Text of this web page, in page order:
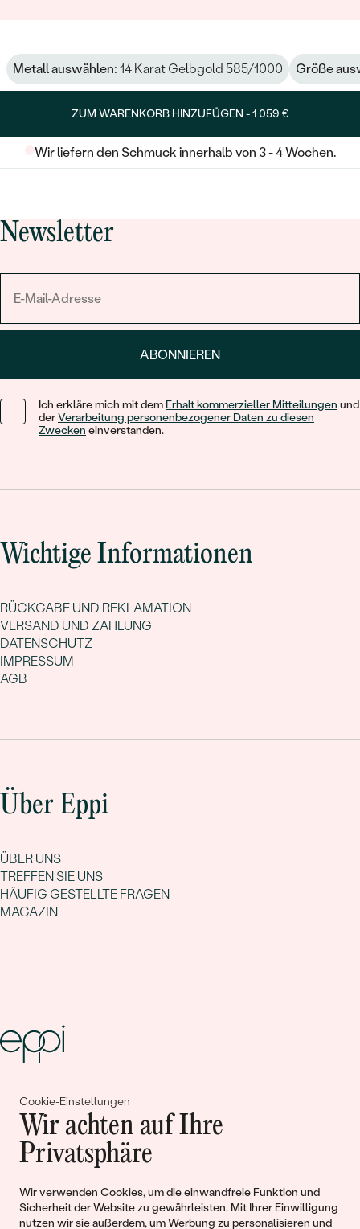
Cookie-Einstellungen
Wir achten auf Ihre
Privatsphäre
Wir verwenden Cookies, um die einwandfreie Funktion und
Sicherheit der Website zu gewährleisten. Mit Ihrer Einwilligung
nutzen wir sie außerdem, um Werbung zu personalisieren und
Metall auswählen: 14 Karat Gelbgold 585/1000 Größe
ZUM WARENKORB HINZUFÜGEN -1 059 €
Wir liefern den Schmuck innerhalb von 3 - 4 Wochen.
Newsletter
ABONNIEREN
Ich erkläre mich mit dem Erhalt kommerzieller Mitteilungen und
derVerarbeitung personenbezogener Daten zu diesen
Zwecken einverstanden.
Wichtige Informationen
RÜCKGABE UND REKLAMATION
VERSAND UND ZAHLUNG
DATENSCHUTZ
IMPRESSUM
AGB
Über Eppi
ÜBER UNS
TREFFEN SIE UNS
HÄUFIG GESTELLTE FRAGEN
MAGAZIN
Gemeinsam erschaffen wir
Geschichten von Schönheit und
Liebe
Begleiten Sie uns!